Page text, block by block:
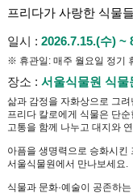
프리다가 사랑한 식물들
일시 2026.7.15.(수) ~
※ 휴관일: 매주 월요일 정기
장소 서울식물원 식물
삶과 감정을 자화상으로 그려
프리다 칼로에게 식물은 단
고통을 함께 나누고 대지와
아픔을 생명력으로 승화시킨
서울식물원에서 만나보세요.
식물과 문화·예술이 공존하